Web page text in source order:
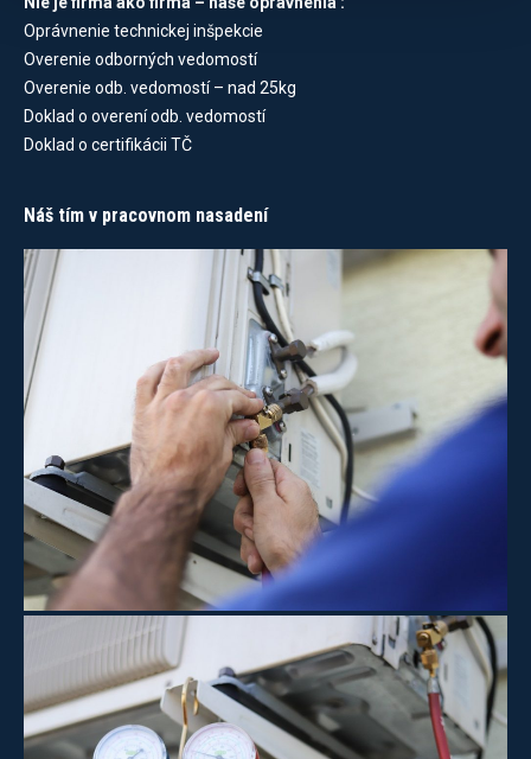
Oprávnenie technickej inšpekcie
Overenie odborných vedomostí
Overenie odb. vedomostí – nad 25kg
Doklad o overení odb. vedomostí
Doklad o certifikácii TČ
Náš tím v pracovnom nasadení